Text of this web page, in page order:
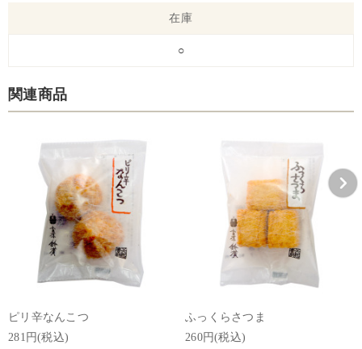
在庫
○
関連商品
ピリ辛なんこつ
281円(税込)
ふっくらさつま
260円(税込)